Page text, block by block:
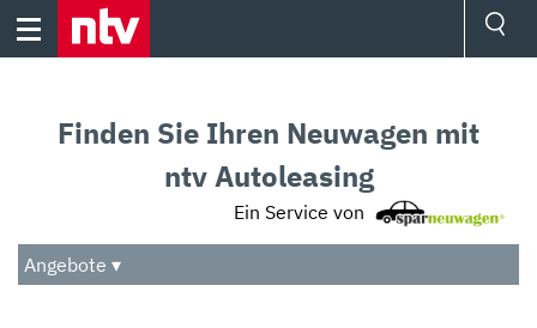
Skip
Audio
Das Beste
Finden Sie Ihren Neuwagen mit
ntv Autoleasing
Ein Service von
Angebote ▾